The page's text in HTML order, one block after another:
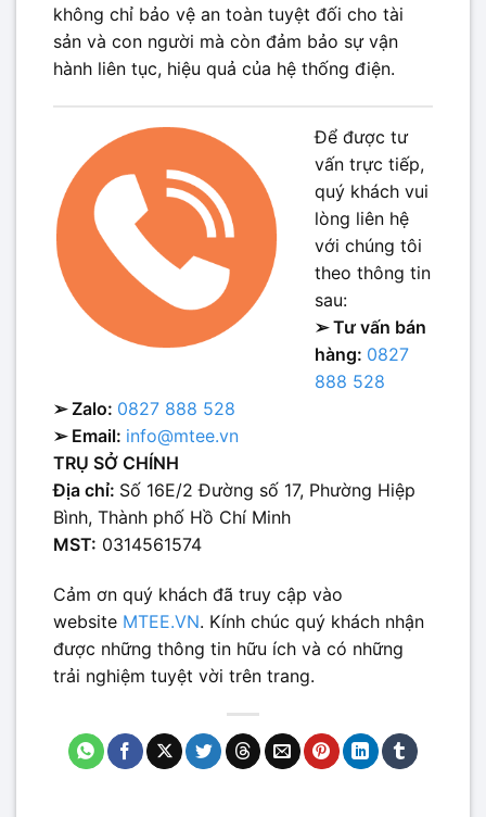
không chỉ bảo vệ an toàn tuyệt đối cho tài
sản và con người mà còn đảm bảo sự vận
hành liên tục, hiệu quả của hệ thống điện.
Để được tư
vấn trực tiếp,
quý khách vui
lòng liên hệ
với chúng tôi
theo thông tin
sau:
➢ Tư vấn bán
hàng: 0827
888 528
➢ Zalo: 0827 888 528
➢ Email: info@mtee.vn
TRỤ SỞ CHÍNH
Địa chỉ: Số 16E/2 Đường số 17, Phường Hiệp
Bình, Thành phố Hồ Chí Minh
MST: 0314561574
Cảm ơn quý khách đã truy cập vào
website MTEE.VN. Kính chúc quý khách nhận
được những thông tin hữu ích và có những
trải nghiệm tuyệt vời trên trang.